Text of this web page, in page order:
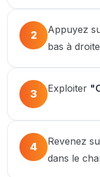
2
Appuyez
bas à
3 Exploiter
4
Revenez
dans le